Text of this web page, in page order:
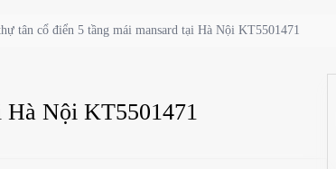
tân cổ điển 5 tầng mái mansard tại Hà Nội KT5501471
Hà Nội KT5501471